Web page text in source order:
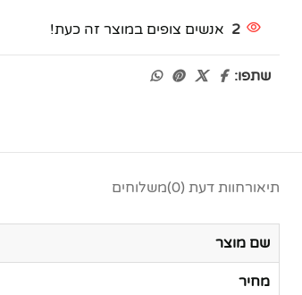
2 אנשים צופים במוצר זה כעת!
שתפו:
תיאורחוות דעת (0) משלוחים
שם מוצר
מחיר